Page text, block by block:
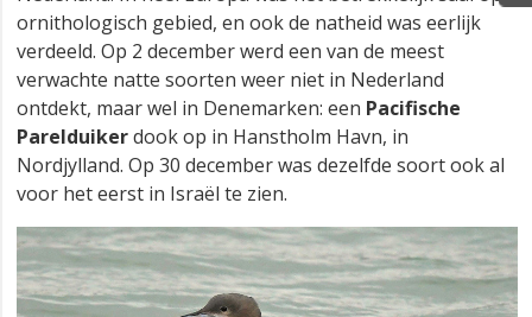
ornithologisch gebied, en ook de natheid was eerlijk
verdeeld. Op 2 december werd een van de meest
verwachte natte soorten weer niet in Nederland
ontdekt, maar wel in Denemarken: een Pacifische
Parelduikerdook op in Hanstholm Havn, in
Nordjylland. Op 30 december was dezelfde soort ook al
voor het eerst in Israël te zien.